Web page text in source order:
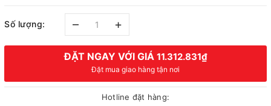
Số lượng: – +
ĐẶT NGAY VỚI GIÁ 11.312.831₫
Đặt mua giao hàng tận nơi
Hotline đặt hàng: